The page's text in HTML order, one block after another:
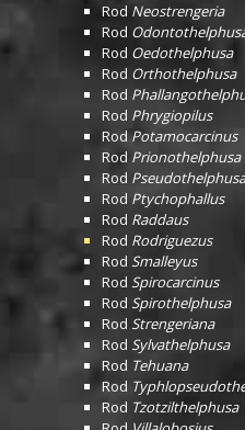
Rod Neostrengeria
Rod
Rod Oedothelphusa
Rod Orthothelphusa
Rod
Rod Phrygiopilus
RodPotamocarcinus
Rod Prionothelphusa
Rod Pseudothelphusa
Rod Ptychophallus
Rod Raddaus
Rod Rodriguezus
Rod Smalleyus
Rod Spirocarcinus
Rod Spirothelphusa
Rod Strengeriana
Rod Sylvathelphusa
Rod Tehuana
Rod
Rod Tzotzilthelphusa